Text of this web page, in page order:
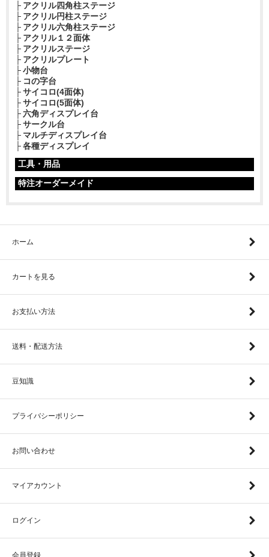
アクリル四角柱ステージ
アクリル円柱ステージ
アクリル六角柱ステージ
アクリル１２面体
アクリルステージ
アクリルプレート
小物台
コの字台
サイコロ(4面体)
サイコロ(5面体)
六角ディスプレイ台
サークル台
マルチディスプレイ台
各種ディスプレイ
工具・用品
特注オーダーメイド
ホーム
カートを見る
お支払い方法
送料・配送方法
豆知識
プライバシーポリシー
お問い合わせ
マイアカウント
ログイン
会員登録